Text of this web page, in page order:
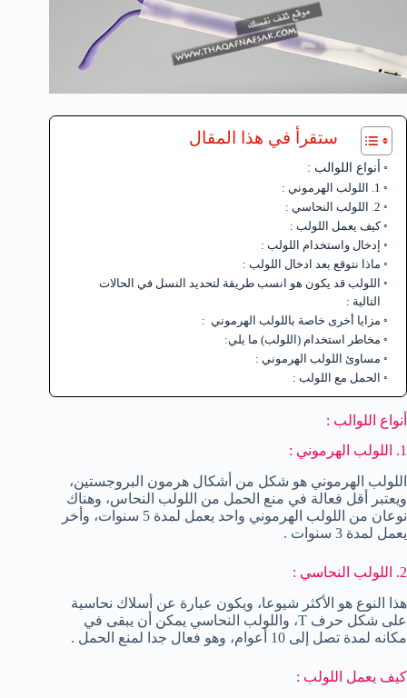
ستقرأ في هذا المقال
أنواع اللوالب :
1. اللولب الهرموني :
2. اللولب النحاسي :
كيف يعمل اللولب :
إدخال واستخدام اللولب :
ماذا نتوقع بعد ادخال اللولب :
اللولب قد يكون هو انسب طريقة لتحديد النسل في الحالات
التالية :
مزايا أخرى خاصة باللولب الهرموني :
مخاطر استخدام (اللولب) ما يلي:
مساوئ اللولب الهرموني :
الحمل مع اللولب :
أنواع اللوالب :
1. اللولب الهرموني :
اللولب الهرموني هو شكل من أشكال هرمون البروجستين،
ويعتبر أقل فعالة في منع الحمل من اللولب النحاس، وهناك
نوعان من اللولب الهرموني واحد يعمل لمدة 5 سنوات، وأخر
يعمل لمدة 3 سنوات .
2. اللولب النحاسي :
هذا النوع هو الأكثر شيوعا، ويكون عبارة عن أسلاك نحاسية
على شكل حرف T، واللولب النحاسي يمكن أن يبقى في
مكانه لمدة تصل إلى 10 أعوام، وهو فعال جدا لمنع الحمل .
كيف يعمل اللولب :